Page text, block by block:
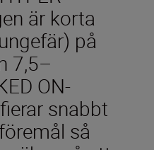
är korta
på
7,5–
ON-
snabbt
så